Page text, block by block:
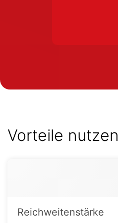
Vorteile nutzen
Reichweitenstärke